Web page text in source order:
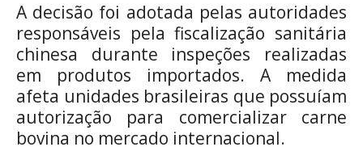
A decisão foi adotada pelas autoridades
responsáveis pela fiscalização sanitária
chinesa durante inspeções realizadas
em produtos importados. A medida
afeta unidades brasileiras que possuíam
autorização para comercializar carne
bovina no mercado internacional.